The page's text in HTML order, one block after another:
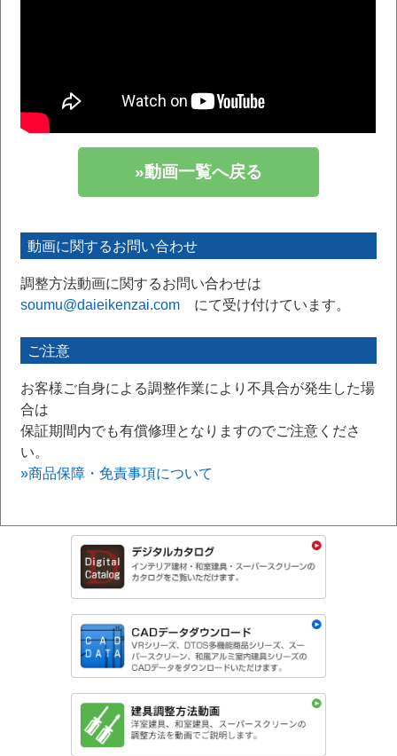
»動画一覧へ戻る
動画に関するお問い合わせ
調整方法動画に関するお問い合わせは
soumu@daieikenzai.com にて受け付けています。
ご注意
お客様ご自身による調整作業により不具合が発生した場
合は
保証期間内でも有償修理となりますのでご注意くださ
い。
»商品保障・免責事項について